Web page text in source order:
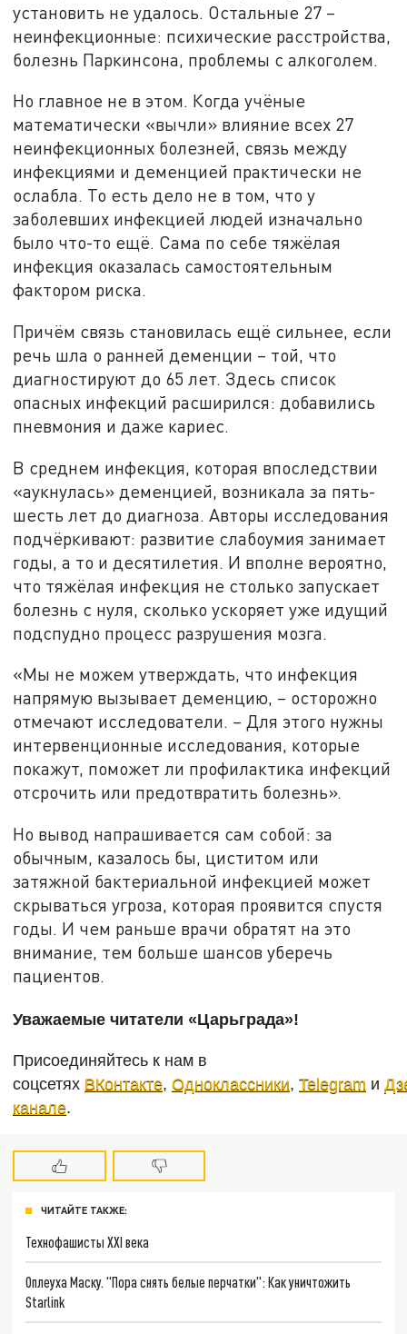
установить не удалось. Остальные 27 –
неинфекционные: психические расстройства,
болезнь Паркинсона, проблемы с алкоголем.
Но главное не в этом. Когда учёные
математически «вычли» влияние всех 27
неинфекционных болезней, связь между
инфекциями и деменцией практически не
ослабла. То есть дело не в том, что у
заболевших инфекцией людей изначально
было что-то ещё. Сама по себе тяжёлая
инфекция оказалась самостоятельным
фактором риска.
Причём связь становилась ещё сильнее, если
речь шла о ранней деменции – той, что
диагностируют до 65 лет. Здесь список
опасных инфекций расширился: добавились
пневмония и даже кариес.
В среднем инфекция, которая впоследствии
«аукнулась» деменцией, возникала за пять-
шесть лет до диагноза. Авторы исследования
подчёркивают: развитие слабоумия занимает
годы, а то и десятилетия. И вполне вероятно,
что тяжёлая инфекция не столько запускает
болезнь с нуля, сколько ускоряет уже идущий
подспудно процесс разрушения мозга.
«Мы не можем утверждать, что инфекция
напрямую вызывает деменцию, – осторожно
отмечают исследователи. – Для этого нужны
интервенционные исследования, которые
покажут, поможет ли профилактика инфекций
отсрочить или предотвратить болезнь».
Но вывод напрашивается сам собой: за
обычным, казалось бы, циститом или
затяжной бактериальной инфекцией может
скрываться угроза, которая проявится спустя
годы. И чем раньше врачи обратят на это
внимание, тем больше шансов уберечь
пациентов.
Уважаемые читатели «Царьграда»!
Присоединяйтесь к нам в
соцсетях ВКонтакте,Одноклассники,Telegram и
канале.
ЧИТАЙТЕ ТАКЖЕ:
Технофашисты XXI века
Оплеуха Маску. "Пора снять белые перчатки": Как уничтожить
Starlink